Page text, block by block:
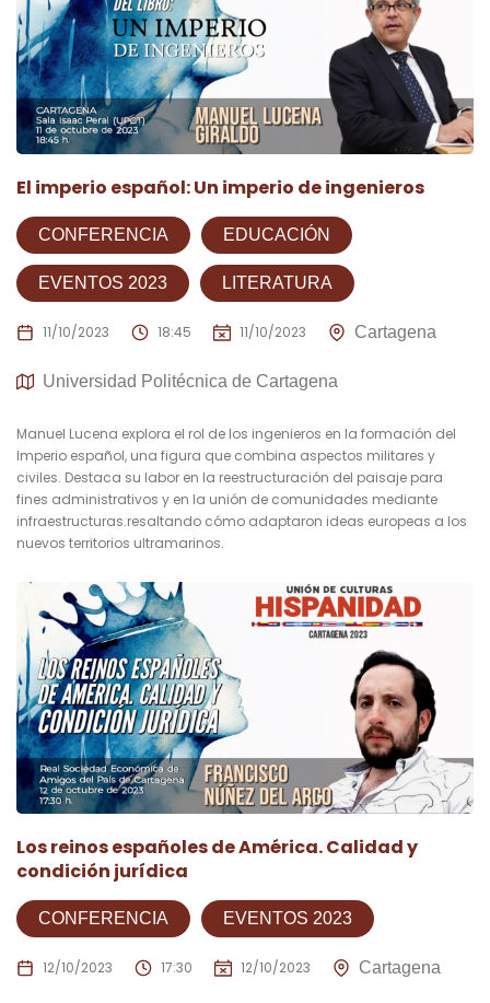
El imperio español: Un imperio de ingenieros
CONFERENCIA EDUCACIÓN
EVENTOS 2023 LITERATURA
11/10/2023 18:45 11/10/2023 Cartagena
Universidad Politécnica de Cartagena
Manuel Lucena explora el rol de los ingenieros en la formación del
Imperio español, una figura que combina aspectos militares y
civiles. Destaca su labor en la reestructuración del paisaje para
fines administrativos y en la unión de comunidades mediante
infraestructuras.resaltando cómo adaptaron ideas europeas a los
nuevos territorios ultramarinos.
Los reinos españoles de América. Calidad y
condición jurídica
CONFERENCIA EVENTOS 2023
12/10/2023 17:30 12/10/2023 Cartagena